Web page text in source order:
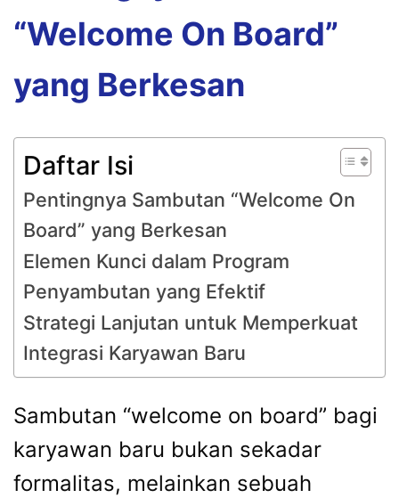
“Welcome On Board”
yang Berkesan
Daftar Isi
Pentingnya Sambutan “Welcome On
Board” yang Berkesan
Elemen Kunci dalam Program
Penyambutan yang Efektif
Strategi Lanjutan untuk Memperkuat
Integrasi Karyawan Baru
Sambutan “welcome on board” bagi
karyawan baru bukan sekadar
formalitas, melainkan sebuah